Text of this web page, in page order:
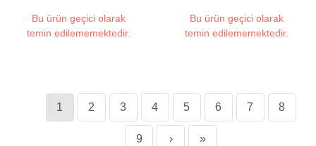
Bu ürün geçici olarak
temin edilememektedir.
Bu ürün geçici olarak
temin edilememektedir.
1 2 3 4 5 6 7 8
9 › »